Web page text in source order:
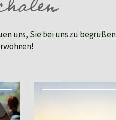
uns, Sie bei uns zu begrüßen